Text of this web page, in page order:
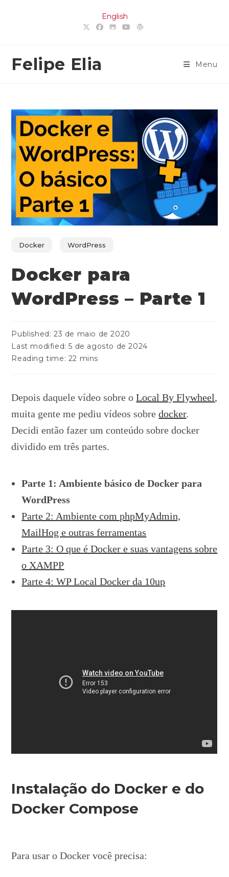
English
Felipe Elia Menu
Docker WordPress
Docker para
WordPress – Parte 1
Published: 23 de maio de 2020
Last modified: 5 de agosto de 2024
Reading time: 22 mins
Depois daquele vídeo sobre oLocal By Flywheel,
muita gente me pediu vídeos sobredocker.
Decidi então fazer um conteúdo sobre docker
dividido em três partes.
Parte 1: Ambiente básico de Docker para
WordPress
Parte 2: Ambiente com phpMyAdmin,
MailHog e outras ferramentas
Parte 3: O que é Docker e suas vantagens sobre
o XAMPP
Parte 4: WP Local Docker da 10up
Instalação do Docker e do
Docker Compose
Para usar o Docker você precisa: